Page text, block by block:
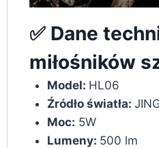
✅ Dane
miłośników
Model: HL06
Źródło światła:
Moc: 5W
Lumeny: 500 lm